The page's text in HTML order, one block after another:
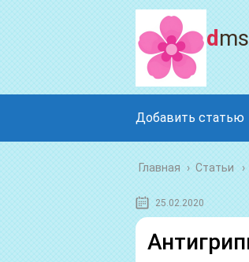
Добавить статью
Главная › Статьи
25.02.2020